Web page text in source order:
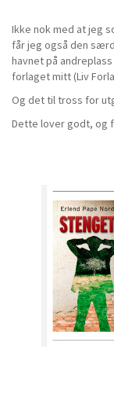
Ikke nok med at jeg
får jeg også den
havnet på
forlaget mitt (Liv
Og det til tross for
Dette lover godt,